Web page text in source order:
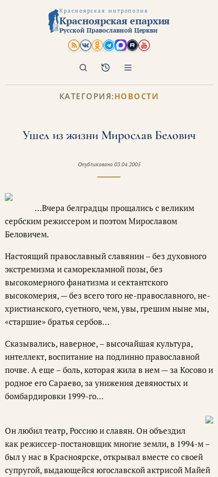
Красноярская митрополия
Красноярская епархия
Русской Православной Церкви
Архив
Поиск
КАТЕГОРИЯ:НОВОСТИ
Ушел из жизни Мирослав Белович
Опубликовано 03.04.2005
…Вчера белградцы прощались с великим
сербским режиссером и поэтом Мирославом
Беловичем.
Настоящий православный славянин – без духовного
экстремизма и саморекламной позы, без
высокомерного фанатизма и сектантского
высокомерия, — без всего того не-православного, не-
христианского, суетного, чем, увы, грешим ныне мы,
«старшие» братья сербов…
Сказывались, наверное, – высочайшая культура,
интеллект, воспитание на подлинно православной
почве. А еще – боль, которая жила в нем — за Косово и
родное его Сараево, за унижения девяностых и
бомбардировки 1999-го…
Он любил театр, Россию и славян. Он объездил
как режиссер-постановщик многие земли, в 1994-м –
был у нас в Красноярске, открывал вместе со своей
супругой, выдающейся югославской актрисой Майей